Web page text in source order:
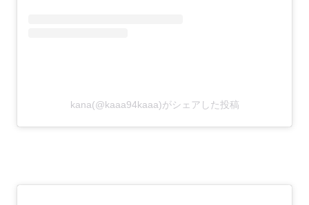
kana(@kaaa94kaaa)がシェアした投稿